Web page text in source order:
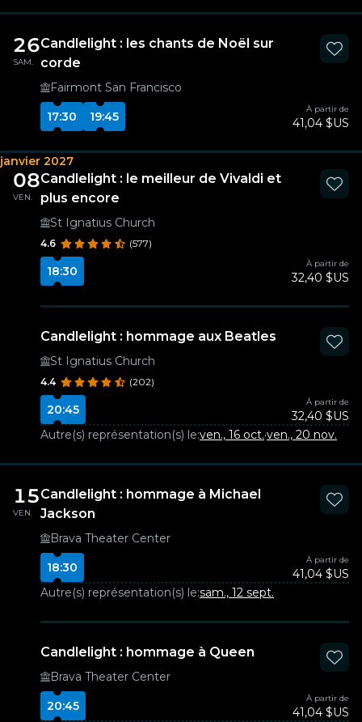
26
SAM.
Candlelight : les chants de Noël sur
corde
Fairmont San Francisco
17:30
19:45
À partir de
41,04 $US
janvier 2027
08
VEN.
Candlelight : le meilleur de Vivaldi et
plus encore
St Ignatius Church
4.6 (577)
18:30
À partir de
32,40 $US
Candlelight : hommage aux Beatles
St Ignatius Church
4.4 (202)
20:45
À partir de
32,40 $US
Autre(s) représentation(s) le:ven., 16 oct.·ven., 20 nov.
15
VEN.
Candlelight : hommage à Michael
Jackson
Brava Theater Center
18:30
À partir de
41,04 $US
Autre(s) représentation(s) le:sam., 12 sept.
Candlelight : hommage à Queen
Brava Theater Center
20:45
À partir de
41,04 $US